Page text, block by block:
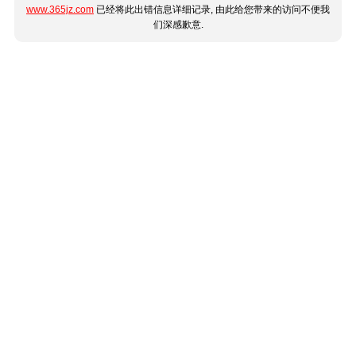
www.365jz.com 已经将此出错信息详细记录, 由此给您带来的访问不便我
们深感歉意.